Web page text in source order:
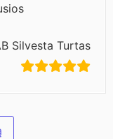
Silvesta Turtas